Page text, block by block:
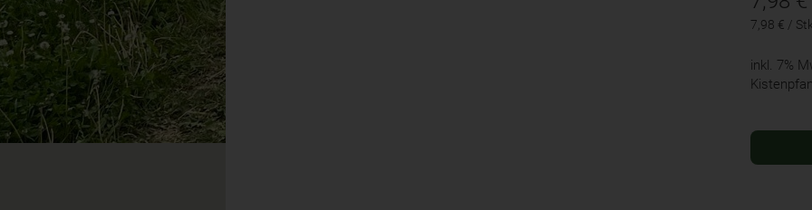
7,98 € /
inkl. 7%